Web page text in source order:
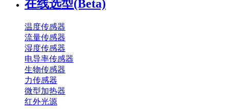
在线选型(Beta)
温度传感器
流量传感器
湿度传感器
电导率传感器
生物传感器
力传感器
微型加热器
红外光源